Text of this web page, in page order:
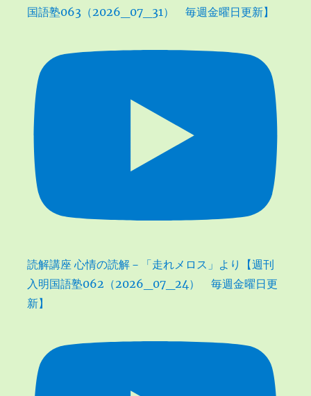
国語塾063（2026_07_31） 毎週金曜日更新】
読解講座 心情の読解－「走れメロス」より【週刊
入明国語塾062（2026_07_24） 毎週金曜日更
新】